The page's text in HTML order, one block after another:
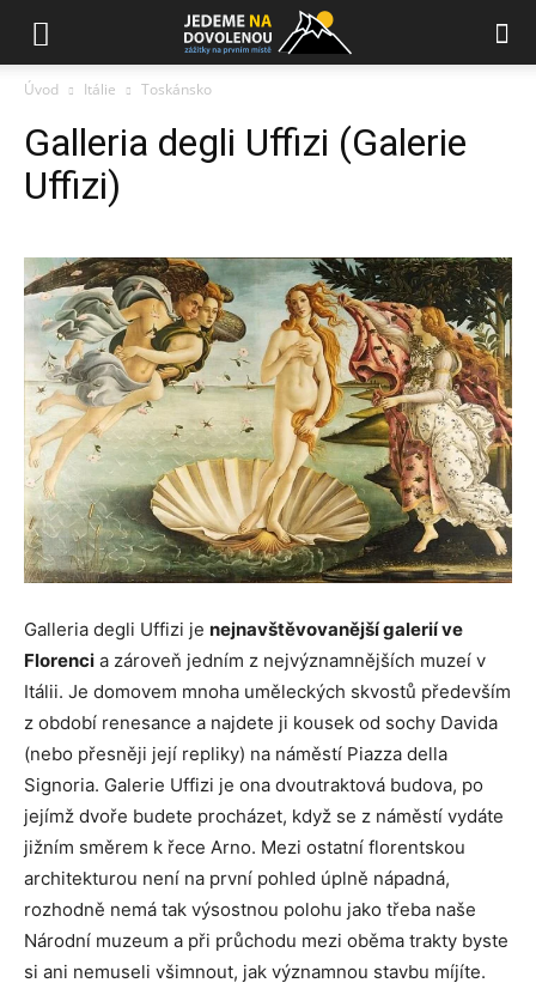
Úvod Itálie Toskánsko
Galleria degli Uffizi (Galerie
Uffizi)
Galleria degli Uffizi je nejnavštěvovanější galerií ve
Florenci a zároveň jedním z nejvýznamnějších muzeí v
Itálii. Je domovem mnoha uměleckých skvostů především
z období renesance a najdete ji kousek od sochy Davida
(nebo přesněji její repliky) na náměstí Piazza della
Signoria. Galerie Uffizi je ona dvoutraktová budova, po
jejímž dvoře budete procházet, když se z náměstí vydáte
jižním směrem k řece Arno. Mezi ostatní florentskou
architekturou není na první pohled úplně nápadná,
rozhodně nemá tak výsostnou polohu jako třeba naše
Národní muzeum a při průchodu mezi oběma trakty byste
si ani nemuseli všimnout, jak významnou stavbu míjíte.